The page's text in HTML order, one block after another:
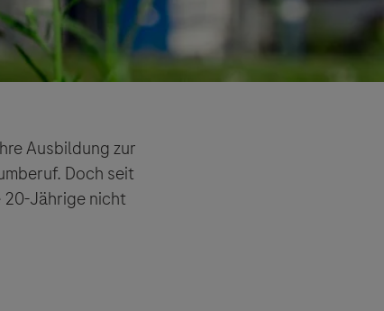
Ausbildung zur
Doch seit
20-Jährige nicht